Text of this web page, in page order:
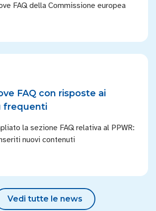
FAQ della Commissione europea
FAQ con risposte ai
frequenti
la sezione FAQ relativa al PPWR:
nuovi contenuti
Vedi tutte le news